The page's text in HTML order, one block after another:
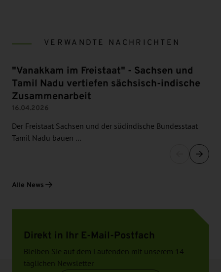
VERWANDTE NACHRICHTEN
"Vanakkam im Freistaat" - Sachsen und
Tamil Nadu vertiefen sächsisch-indische
Zusammenarbeit
16.04.2026
Der Freistaat Sachsen und der südindische Bundesstaat
Tamil Nadu bauen …
Alle News
Direkt in Ihr E-Mail-Postfach
Bleiben Sie auf dem Laufenden mit unserem 14-
täglichen Newsletter